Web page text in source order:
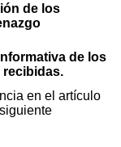
de los
de los
en el artículo